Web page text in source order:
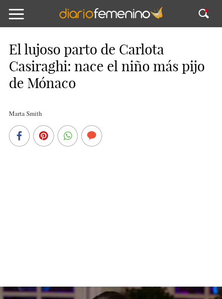
El lujoso parto de Carlota
Casiraghi: nace el niño más pijo
de Mónaco
Marta Smith